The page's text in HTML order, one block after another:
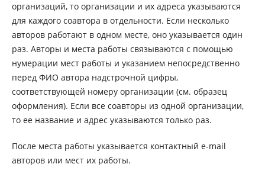
организаций, то организации и их адреса указываются
для каждого соавтора в отдельности. Если несколько
авторов работают в одном месте, оно указывается один
раз. Авторы и места работы связываются с помощью
нумерации мест работы и указанием непосредственно
перед ФИО автора надстрочной цифры,
соответствующей номеру организации (см. образец
оформления). Если все соавторы из одной организации,
то ее название и адрес указываются только раз.
После места работы указывается контактный е-mail
авторов или мест их работы.